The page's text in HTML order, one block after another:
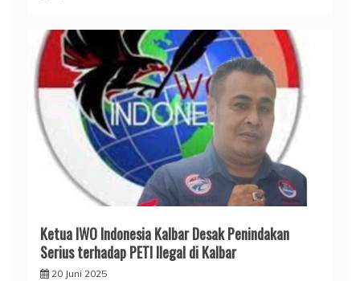
Ketua IWO Indonesia Kalbar Desak Penindakan
Serius terhadap PETI Ilegal di Kalbar
20 Juni 2025